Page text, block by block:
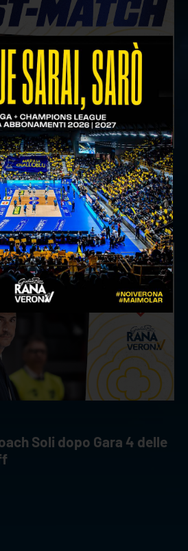
Lami dopo Gara 4 delle
Soli dopo Gara 4 delle